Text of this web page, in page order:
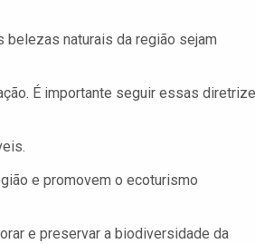
belezas naturais da região sejam
É importante seguir essas
e promovem o ecoturismo
e preservar a biodiversidade da